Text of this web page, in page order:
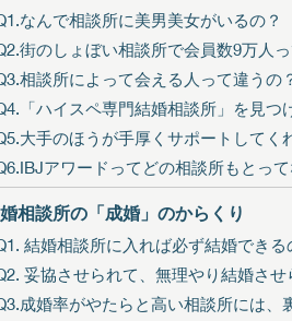
なんで相談所に美男美女がいるの？
街のしょぼい相談所で会員数9万人
相談所によって会える人って違うの
「ハイスペ専門結婚相談所」を見つ
大手のほうが手厚くサポートしてく
アワードってどの相談所もとっ
相談所の「成婚」のからくり
結婚相談所に入れば必ず結婚できる
妥協させられて、無理やり結婚させ
成婚率がやたらと高い相談所には、